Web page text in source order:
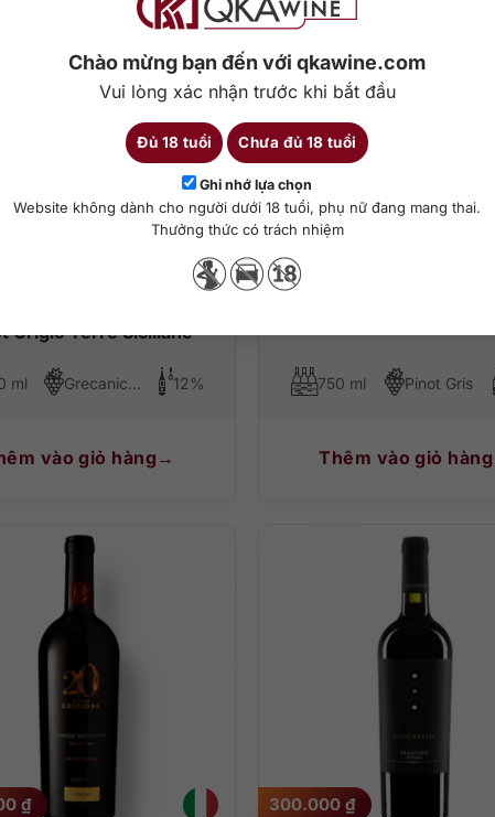
Chào mừng bạn đến với qkawine.com
Vui lòng xác nhận trước khi bắt đầu
Đủ 18 tuổi Chưa đủ 18 tuổi
Ghi nhớ lựa chọn
Website không dành cho người dưới 18 tuổi, phụ nữ đang mang thai.
Thưởng thức có trách nhiệm
Grigio Terre Siciliane
ml Grecanico, Pinot Gris 12%
vào giỏ hàng
750 ml Pinot Gris
Thêm vào giỏ hàng
₫ 300.000 ₫